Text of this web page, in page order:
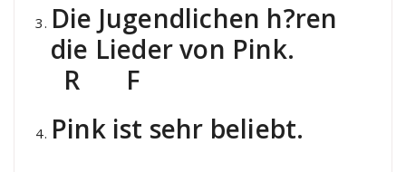
Die Jugendlichen h?ren
die Lieder von Pink.
R F
Pink ist sehr beliebt.